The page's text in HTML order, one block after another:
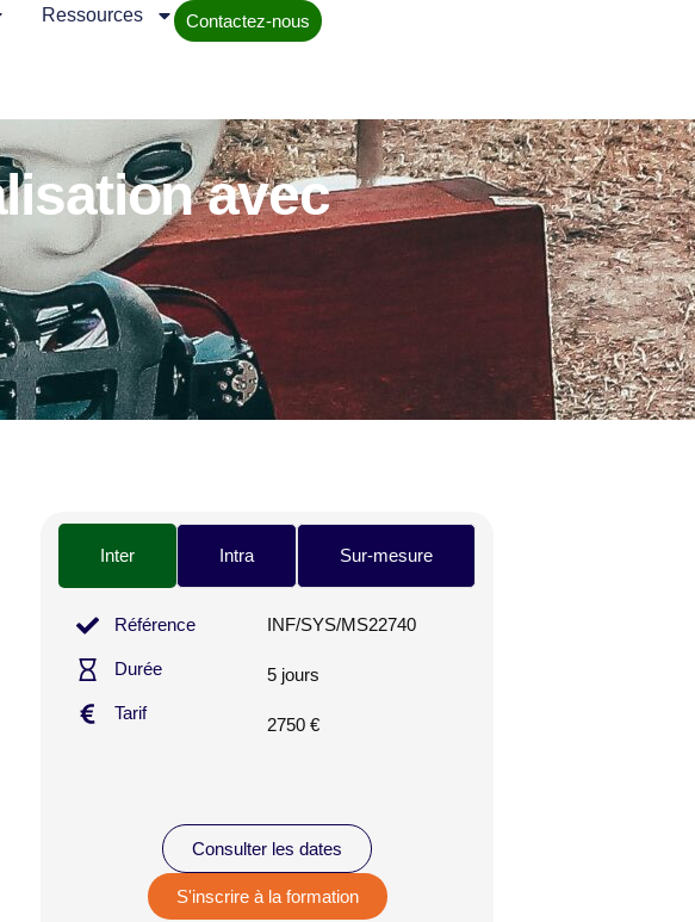
Ressources Contactez-nous
avec
Inter Intra Sur-mesure
Référence
Durée
Tarif
INF/SYS/MS22740
5 jours
2750 €
Consulter les dates
S'inscrire à la formation